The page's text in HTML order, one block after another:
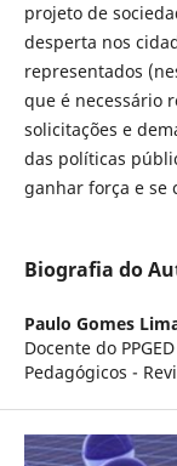
projeto de
desperta nos
representados
que é necessário
solicitações e
das políticas
ganhar força e se
Biografia do
Paulo Gomes
Docente do
Pedagógicos -